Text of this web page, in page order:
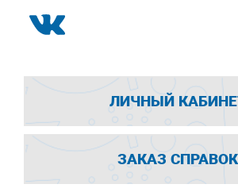
ЛИЧНЫЙ
ЗАКАЗ СПРАВОК